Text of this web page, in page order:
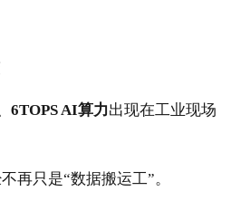
6TOPS AI算力出现在工业现场
再只是“数据搬运工”。